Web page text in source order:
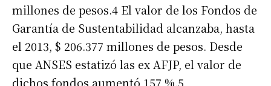
millones de pesos.4​ El valor de los Fondos de
Garantía de Sustentabilidad alcanzaba, hasta
el 2013, $ 206.377 millones de pesos. Desde
que ANSES estatizó las ex AFJP, el valor de
dichos fondos aumentó 157 %.5​